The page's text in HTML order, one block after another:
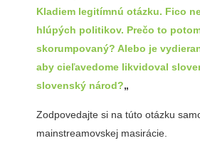
Kladiem legitímnú otázku. Fico
hlúpých politikov. Prečo to
skorumpovaný? Alebo je
aby cieľavedome likvidoval
slovenský národ?„
Zodpovedajte si na túto otázku
mainstreamovskej masirácie.